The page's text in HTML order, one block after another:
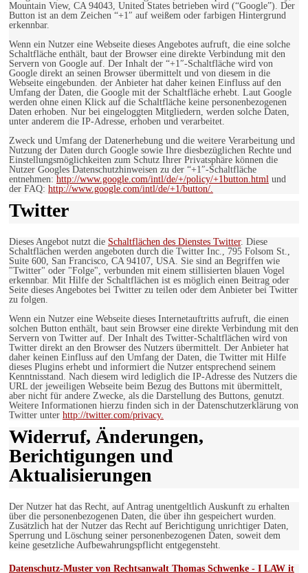
Mountain View, CA 94043, United States betrieben wird (“Google”). Der
Button ist an dem Zeichen “+1″ auf weißem oder farbigen Hintergrund
erkennbar.
Wenn ein Nutzer eine Webseite dieses Angebotes aufruft, die eine solche
Schaltfläche enthält, baut der Browser eine direkte Verbindung mit den
Servern von Google auf. Der Inhalt der “+1″-Schaltfläche wird von
Google direkt an seinen Browser übermittelt und von diesem in die
Webseite eingebunden. der Anbieter hat daher keinen Einfluss auf den
Umfang der Daten, die Google mit der Schaltfläche erhebt. Laut Google
werden ohne einen Klick auf die Schaltfläche keine personenbezogenen
Daten erhoben. Nur bei eingeloggten Mitgliedern, werden solche Daten,
unter anderem die IP-Adresse, erhoben und verarbeitet.
Zweck und Umfang der Datenerhebung und die weitere Verarbeitung und
Nutzung der Daten durch Google sowie Ihre diesbezüglichen Rechte und
Einstellungsmöglichkeiten zum Schutz Ihrer Privatsphäre können die
Nutzer Googles Datenschutzhinweisen zu der “+1″-Schaltfläche
entnehmen: http://www.google.com/intl/de/+/policy/+1button.html und
der FAQ: http://www.google.com/intl/de/+1/button/.
Twitter
Dieses Angebot nutzt die Schaltflächen des Dienstes Twitter. Diese
Schaltflächen werden angeboten durch die Twitter Inc., 795 Folsom St.,
Suite 600, San Francisco, CA 94107, USA. Sie sind an Begriffen wie
"Twitter" oder "Folge", verbunden mit einem stillisierten blauen Vogel
erkennbar. Mit Hilfe der Schaltflächen ist es möglich einen Beitrag oder
Seite dieses Angebotes bei Twitter zu teilen oder dem Anbieter bei Twitter
zu folgen.
Wenn ein Nutzer eine Webseite dieses Internetauftritts aufruft, die einen
solchen Button enthält, baut sein Browser eine direkte Verbindung mit den
Servern von Twitter auf. Der Inhalt des Twitter-Schaltflächen wird von
Twitter direkt an den Browser des Nutzers übermittelt. Der Anbieter hat
daher keinen Einfluss auf den Umfang der Daten, die Twitter mit Hilfe
dieses Plugins erhebt und informiert die Nutzer entsprechend seinem
Kenntnisstand. Nach diesem wird lediglich die IP-Adresse des Nutzers die
URL der jeweiligen Webseite beim Bezug des Buttons mit übermittelt,
aber nicht für andere Zwecke, als die Darstellung des Buttons, genutzt.
Weitere Informationen hierzu finden sich in der Datenschutzerklärung von
Twitter unter http://twitter.com/privacy.
Widerruf, Änderungen,
Berichtigungen und
Aktualisierungen
Der Nutzer hat das Recht, auf Antrag unentgeltlich Auskunft zu erhalten
über die personenbezogenen Daten, die über ihn gespeichert wurden.
Zusätzlich hat der Nutzer das Recht auf Berichtigung unrichtiger Daten,
Sperrung und Löschung seiner personenbezogenen Daten, soweit dem
keine gesetzliche Aufbewahrungspflicht entgegensteht.
Datenschutz-Muster von Rechtsanwalt Thomas Schwenke - I LAW it